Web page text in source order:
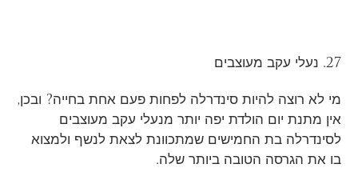
27. נעלי עקב מעוצבים
מי לא רוצה להיות סינדרלה לפחות פעם אחת בחייה? ובכן,
אין מתנת יום הולדת יפה יותר מנעלי עקב מעוצבים
לסינדרלה בת החמישים שמתכוונת לצאת לנשף ולמצוא
בו את הגרסה הטובה ביותר שלה.